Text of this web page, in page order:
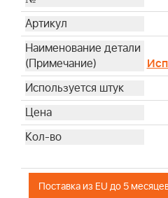
Поставка из EU до 5